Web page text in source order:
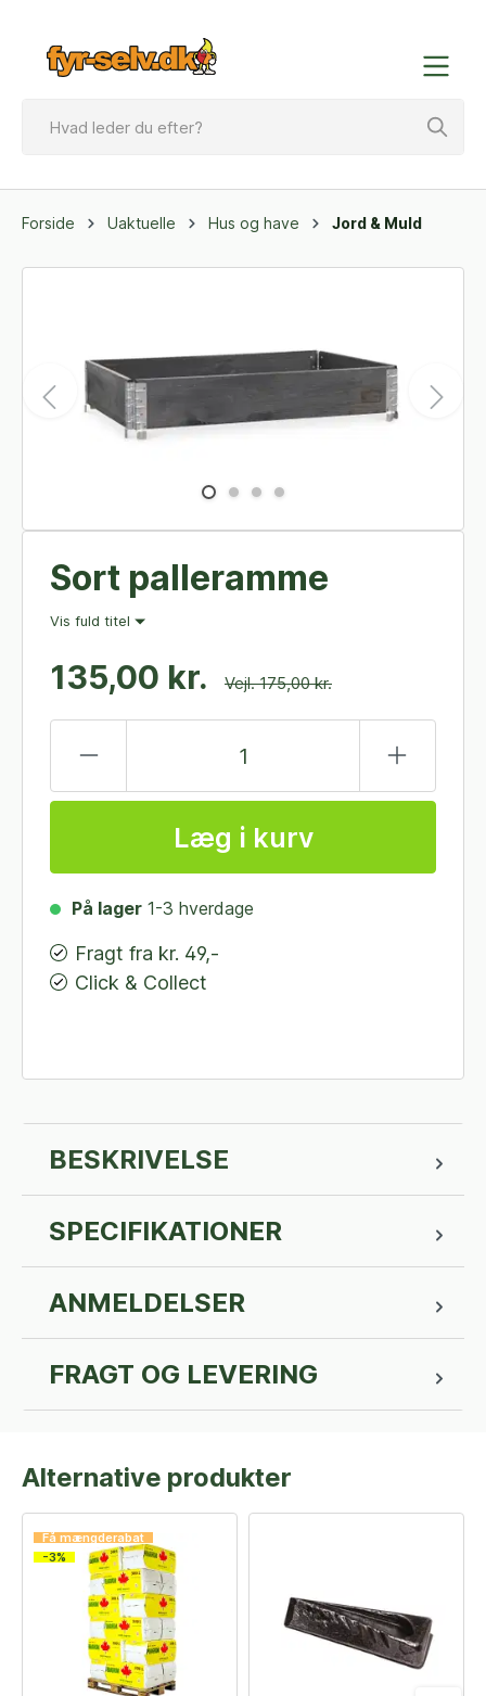
Forside Uaktuelle Hus og have Jord & Muld
Sort palleramme
Vis fuld titel
135,00 kr. Vejl. 175,00 kr.
Læg i kurv
På lager 1-3 hverdage
Fragt fra kr. 49,-
Click & Collect
BESKRIVELSE
SPECIFIKATIONER
ANMELDELSER
FRAGT OG LEVERING
Alternative produkter
Få mængderabat
-3%